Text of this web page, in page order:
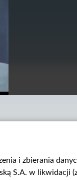
i zbierania
S.A. w likwidacji